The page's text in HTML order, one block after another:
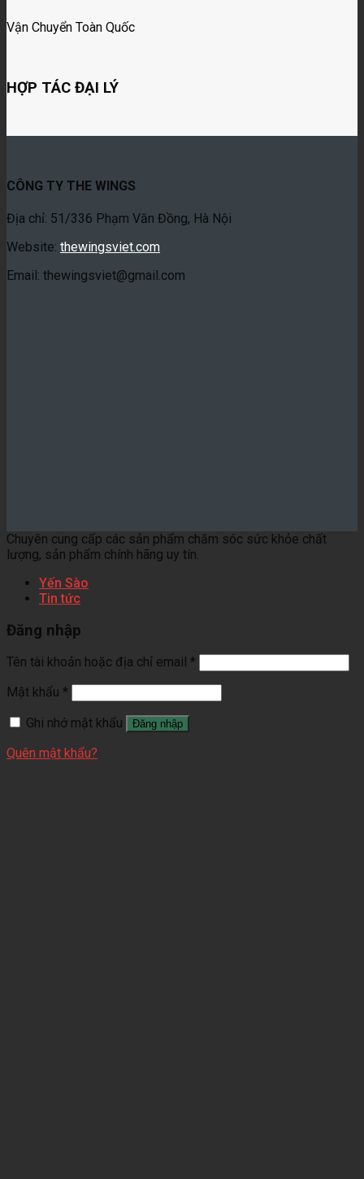
Vận Chuyển Toàn Quốc
HỢP TÁC ĐẠI LÝ
CÔNG TY THE WINGS
Địa chỉ: 51/336 Phạm Văn Đồng, Hà Nội
Website: thewingsviet.com
Email: thewingsviet@gmail.com
Chuyên cung cấp các sản phẩm chăm sóc sức khỏe chất
lượng, sản phẩm chính hãng uy tín.
Yến Sào
Tin tức
Đăng nhập
Tên tài khoản hoặc địa chỉ email *
Mật khẩu *
Ghi nhớ mật khẩu
Đăng nhập
Quên mật khẩu?